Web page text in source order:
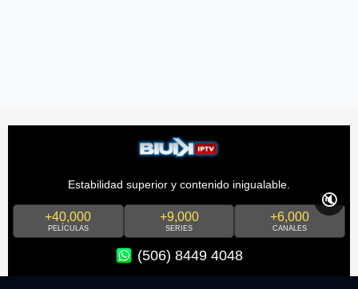
Estabilidad superior y contenido inigualable.
+40,000
PELÍCULAS
+9,000
SERIES
+6,000
CANALES
(506) 8449 4048
🔇